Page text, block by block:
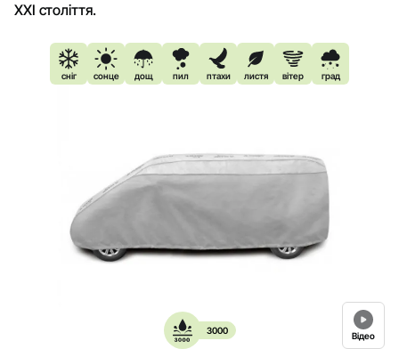
XXI століття.
сніг сонце дощ пил птахи листя вітер град
3000 Відео